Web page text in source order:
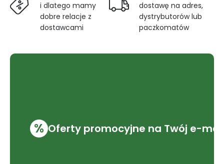
i dlatego mamy
dobre relacje z
dostawcami
dostawę na adres,
dystrybutorów lub
paczkomatów
% Oferty promocyjne na Twój e-mail